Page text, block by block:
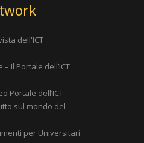
dell'ICT
Il Portale dell’ICT
Portale dell’ICT
sul mondo del
per Universitari